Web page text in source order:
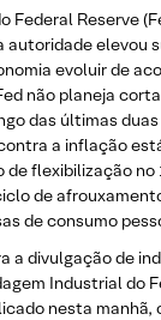
Reserve
evoluir de
não planeja
das últimas
a inflação
flexibilização
de
de consumo
divulgação de
Industrial do
nesta